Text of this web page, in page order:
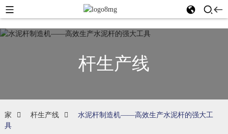
杆生产线
家 杆生产线
水泥杆制造机——高效生产水泥杆的强大工
具